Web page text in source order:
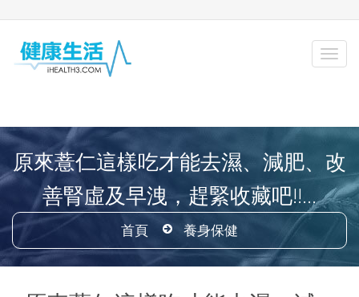
原來薏仁這樣吃才能去濕、減肥、改
善腎虛及早洩，趕緊收藏吧!!...
首頁 養身保健